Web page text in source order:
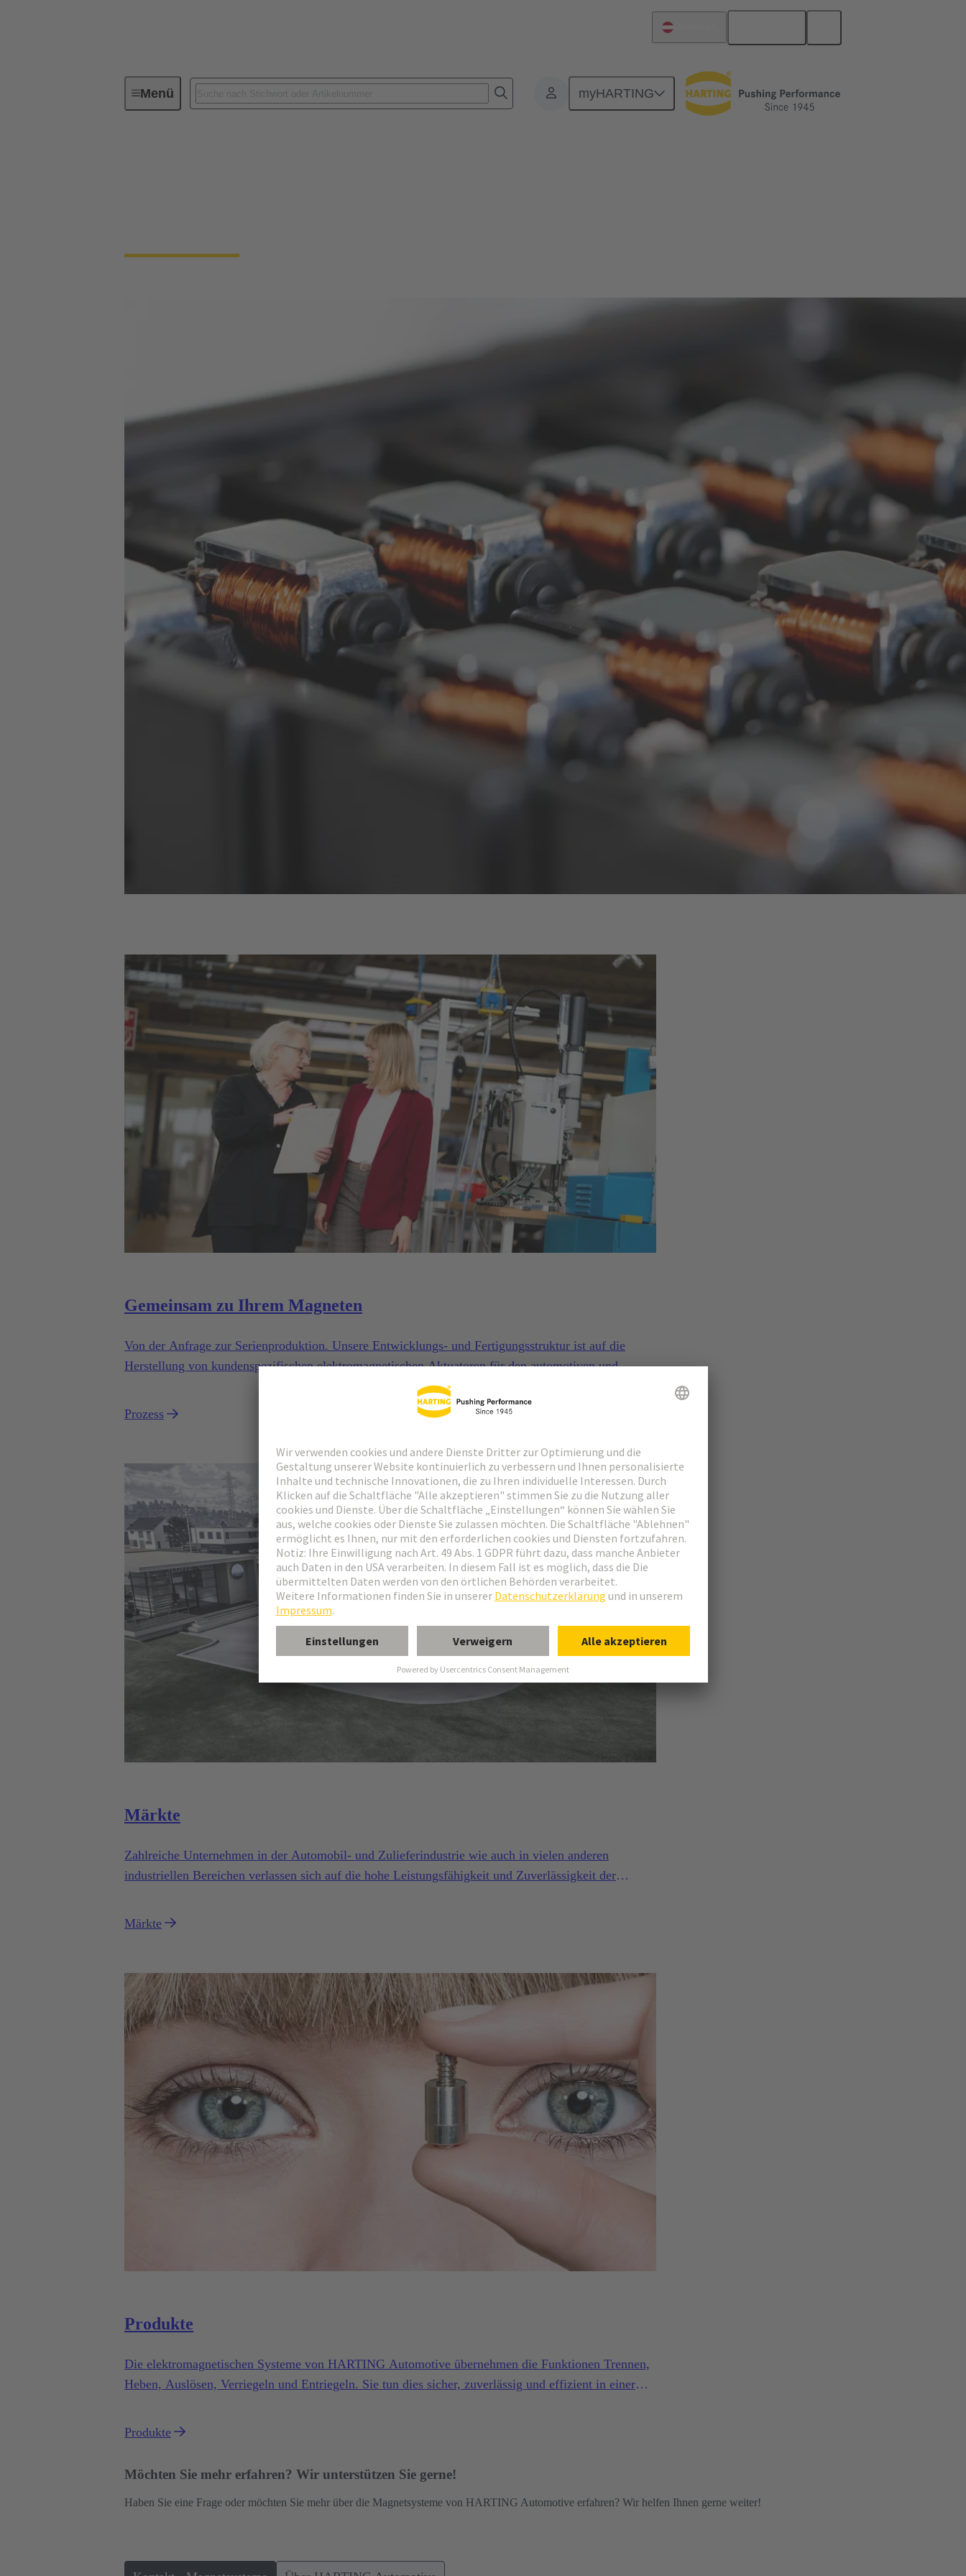
Menü myHARTING
Magnetsysteme
Gemeinsam zu Ihrem Magneten
Von der Anfrage zur Serienproduktion. Unsere Entwicklungs- und Fertigungsstruktur ist auf die
Herstellung von kundenspezifischen elektromagnetischen Aktuatoren für den automotiven und
Prozess
Märkte
Zahlreiche Unternehmen in der Automobil- und Zulieferindustrie wie auch in vielen anderen
industriellen Bereichen verlassen sich auf die hohe Leistungsfähigkeit und Zuverlässigkeit der
Märkte
Produkte
Die elektromagnetischen Systeme von HARTING Automotive übernehmen die Funktionen Trennen,
Heben, Auslösen, Verriegeln und Entriegeln. Sie tun dies sicher, zuverlässig und effizient in einer
Produkte
Möchten Sie mehr erfahren? Wir unterstützen Sie gerne!
Haben Sie eine Frage oder möchten Sie mehr über die Magnetsysteme von HARTING Automotive erfahren? Wir helfen Ihnen gerne weiter!